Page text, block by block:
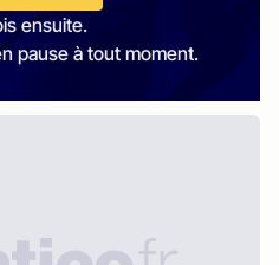
ensuite.
pause à tout moment.